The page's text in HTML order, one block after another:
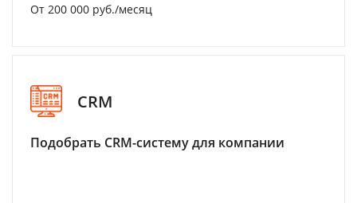
От 200 000 руб./месяц
CRM
Подобрать CRM-систему для компании